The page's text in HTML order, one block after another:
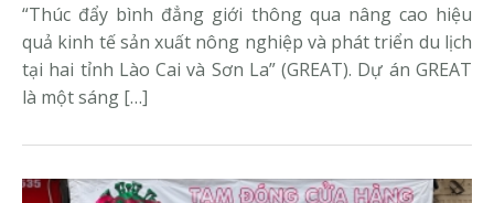
“Thúc đẩy bình đẳng giới thông qua nâng cao hiệu
quả kinh tế sản xuất nông nghiệp và phát triển du lịch
tại hai tỉnh Lào Cai và Sơn La” (GREAT). Dự án GREAT
là một sáng […]